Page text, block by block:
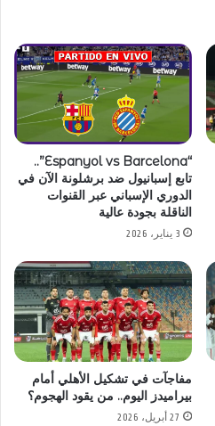
“Espanyol vs Barcelona”..
تابع إسبانيول ضد برشلونة الآن في
الدوري الإسباني عبر القنوات
الناقلة بجودة عالية
3 يناير، 2026
مفاجآت في تشكيل الأهلي أمام
بيراميدز اليوم.. من يقود الهجوم؟
27 أبريل، 2026